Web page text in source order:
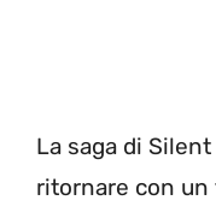
La saga di
ritornare con